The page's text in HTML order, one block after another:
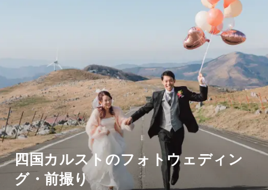
四国カルストのフォトウェディン
グ・前撮り